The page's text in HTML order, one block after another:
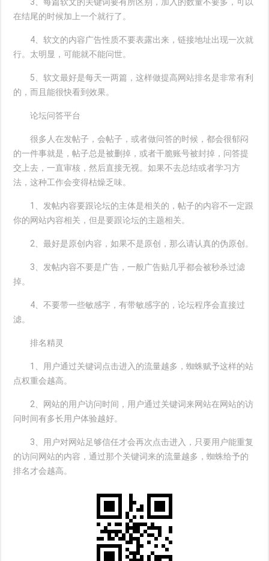
在结尾的时候加上一个就行了。
4、软文的内容广告性质不要表露出来，链接地址出现一次就
行。太明显，可能就不能问世。
5、软文最好是每天一两篇，这样做提高网站排名是非常有利
的，而且能很快看到效果。
论坛问答平台
很多人在发帖子，会帖子，或者做问答的时候，都会很郁闷
的一件事就是，帖子总是被删掉，或者干脆账号被封掉，问答提
交上去，一直审核，然后直接无视。如果不去总结或者学习方
法，这种工作会变得枯燥乏味。
1、发帖内容要跟论坛的主体是相关的，帖子的内容不一定跟
你的网站内容相关，但是要跟论坛的主题相关。
2、最好是原创内容，如果不是原创，那么请认真的伪原创。
3、发帖内容不要是广告，一般广告贴几乎都会被秒杀过滤
掉。
4、不要带一些敏感字，有带敏感字的，论坛程序会直接过
滤。
排名精灵
1、用户通过关键词点击进入的流量越多，蜘蛛赋予这样的站
点权重会越高。
2、网站的用户访问时间，用户通过关键词来网站在网站的访
问时间有多长用户体验越好。
3、用户对网站足够信任才会再次点击进入，只要用户能重复
的访问网站的内容，通过那个关键词来的流量越多，蜘蛛给予的
排名才会越高。